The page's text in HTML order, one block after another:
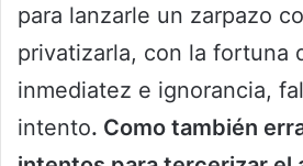
para lanzarle un zarpazo
privatizarla, con la fortuna
inmediatez e ignorancia,
intento. Como también